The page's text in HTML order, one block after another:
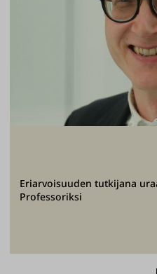
Eriarvoisuuden tutkijana
Professoriksi